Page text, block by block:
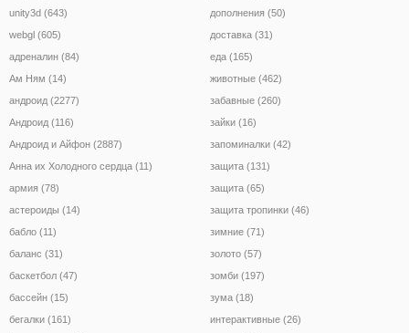
unity3d (643)
webgl (605)
адреналин (84)
Ам Ням (14)
андроид (2277)
Андроид (116)
Андроид и Айфон (2887)
Анна их Холодного сердца (11)
армия (78)
астероиды (14)
бабло (11)
баланс (31)
баскетбол (47)
бассейн (15)
бегалки (161)
дополнения (50)
доставка (31)
еда (165)
животные (462)
забавные (260)
зайки (16)
запоминалки (42)
защита (131)
защита (65)
защита тропинки (46)
зимние (71)
золото (57)
зомби (197)
зума (18)
интерактивные (26)